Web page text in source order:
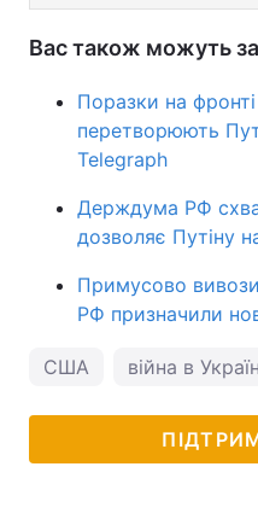
Вас також можуть
Поразки на
перетворюють
Telegraph
Держдума РФ
дозволяє Путіну
Примусово
РФ призначили
США війна в